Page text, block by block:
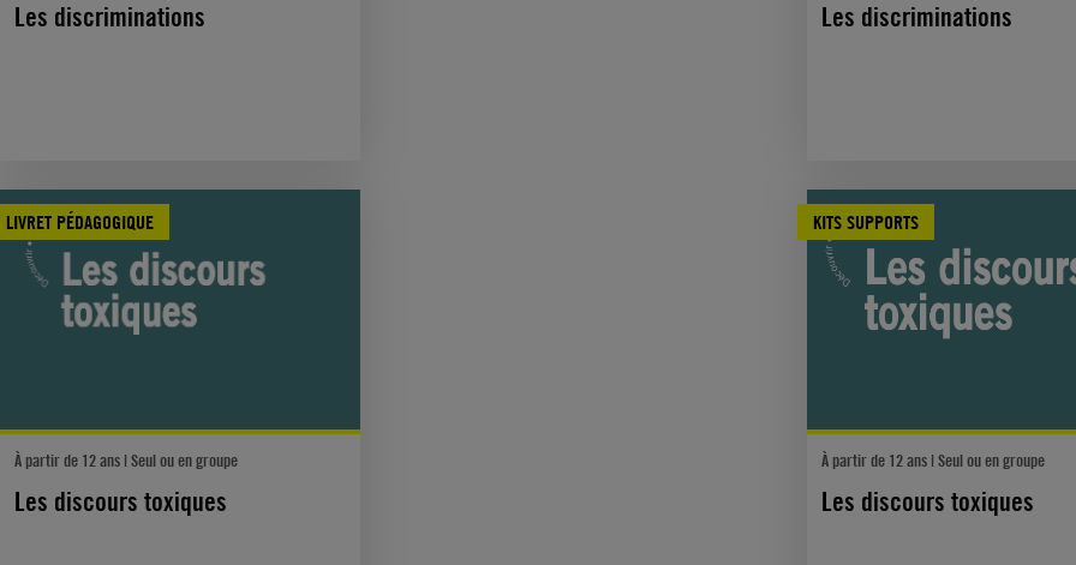
Les discriminations Les discriminations
LIVRET PÉDAGOGIQUE
À partir de 12 ans | Seul ou en groupe
Les discours toxiques
KITS SUPPORTS
À partir de 12 ans | Seul ou en groupe
Les discours toxiques